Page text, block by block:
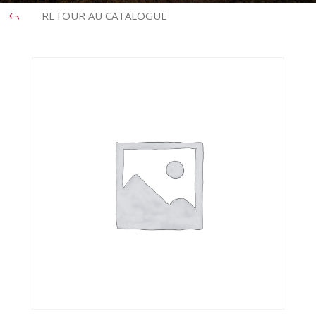
J RETOUR AU CATALOGUE